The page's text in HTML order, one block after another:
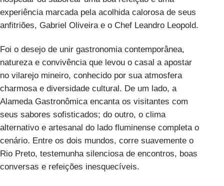
experiência marcada pela acolhida calorosa de seus
anfitriões, Gabriel Oliveira e o Chef Leandro Leopold.
Foi o desejo de unir gastronomia contemporânea,
natureza e convivência que levou o casal a apostar
no vilarejo mineiro, conhecido por sua atmosfera
charmosa e diversidade cultural. De um lado, a
Alameda Gastronômica encanta os visitantes com
seus sabores sofisticados; do outro, o clima
alternativo e artesanal do lado fluminense completa o
cenário. Entre os dois mundos, corre suavemente o
Rio Preto, testemunha silenciosa de encontros, boas
conversas e refeições inesquecíveis.